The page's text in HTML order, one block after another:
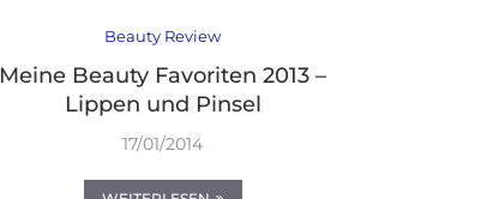
Beauty Review
Meine Beauty Favoriten 2013 –
Lippen und Pinsel
17/01/2014